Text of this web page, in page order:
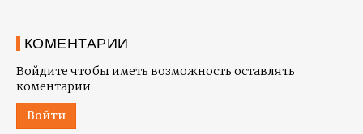
КОМЕНТАРИИ
Войдите чтобы иметь возможность оставлять
коментарии
Войти